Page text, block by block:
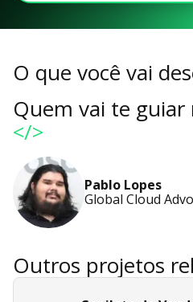
O que você vai
Quem vai te
</>
Pablo Lopes
Global Cloud
Outros projetos